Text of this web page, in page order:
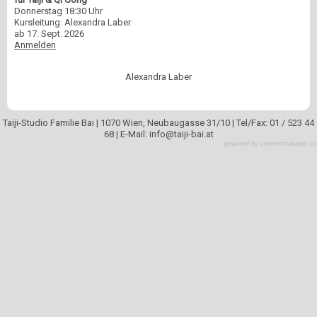
Donnerstag 18:30 Uhr
Kursleitung: Alexandra Laber
ab 17. Sept. 2026
Anmelden
Alexandra Laber
Taiji-Studio Familie Bai | 1070 Wien, Neubaugasse 31/10 | Tel/Fax: 01 / 523 44
68 | E-Mail: info@taiji-bai.at
powered by contentmanager.cc